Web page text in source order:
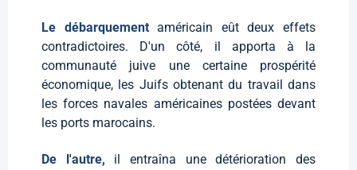
Le débarquementaméricain eût deux effets
contradictoires. D'un côté, il apporta à la
communauté juive une certaine prospérité
économique, les Juifs obtenant du travail dans
les forces navales américaines postées devant
les ports marocains.
De l'autre, il entraîna une détérioration des